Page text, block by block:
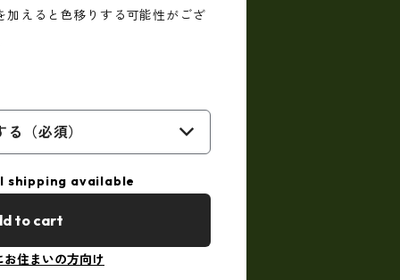
加えると色移りする可能性がござ
る（必須）
shipping available
to cart
お住まいの方向け